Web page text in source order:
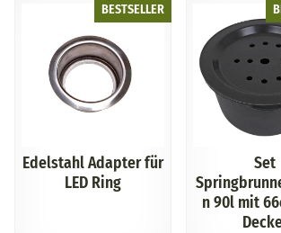
BESTSELLER
Edelstahl Adapter für
LED Ring
Set
n 90l mit